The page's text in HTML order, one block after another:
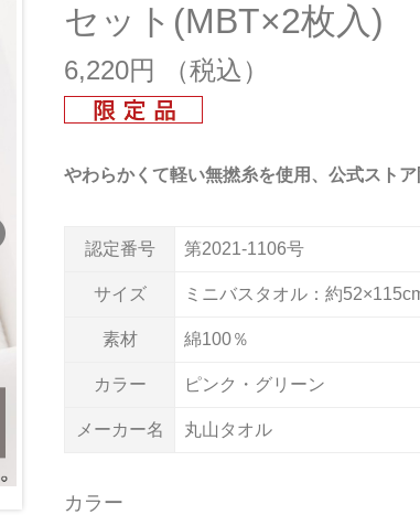
書籍 ギフトボックスその
やわらかくて軽い無撚糸を使用、公式スト
セット(MBT×2枚入)
6,220円
認定番号 第2021-1106号
サイズ ミニバスタオル：約
素材 綿100％
カラー ピンク・グリーン
メーカー名 丸山タオル
カラー